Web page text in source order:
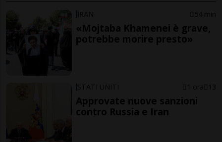
IRAN 54 min
«Mojtaba Khamenei è grave,
potrebbe morire presto»
STATI UNITI 1 ora 13
Approvate nuove sanzioni
contro Russia e Iran